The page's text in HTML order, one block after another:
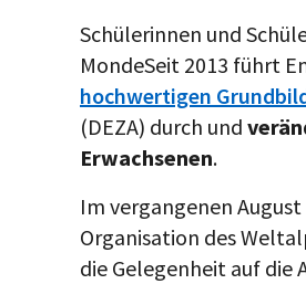
Schülerinnen und
MondeSeit 2013 führt
hochwertigen
(DEZA) durch und
Erwachsenen.
Im vergangenen
Organisation des
die Gelegenheit auf die